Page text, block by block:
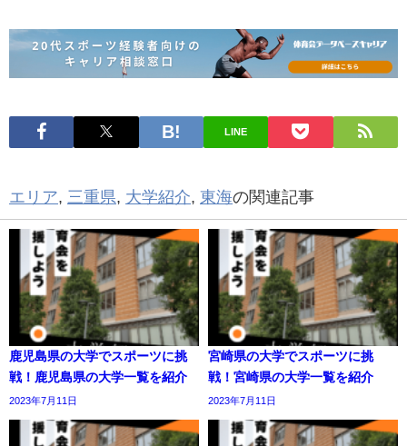
LINE
エリア 三重県 大学紹介 東海の関連記事
鹿児島県の大学でスポーツに挑
戦！鹿児島県の大学一覧を紹介
2023年7月11日
宮崎県の大学でスポーツに挑
戦！宮崎県の大学一覧を紹介
2023年7月11日